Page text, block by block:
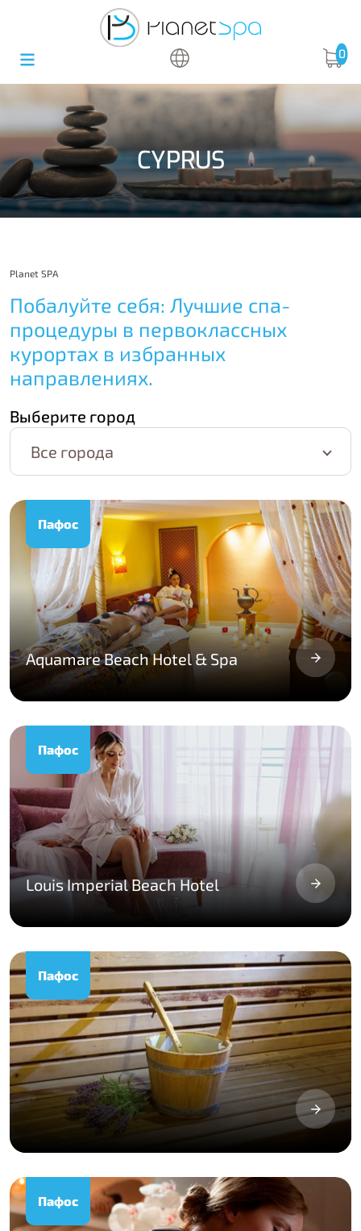
0
CYPRUS
Planet SPA
Побалуйте себя: Лучшие спа-
процедуры в первоклассных
курортах в избранных
направлениях.
Выберите город
Все города
Пафос
Aquamare Beach Hotel & Spa
Пафос
Louis Imperial Beach Hotel
Пафос
Пафос